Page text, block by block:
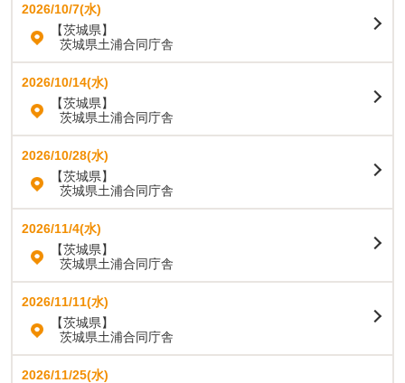
2026/10/7(水)
【茨城県】
茨城県土浦合同庁舎
2026/10/14(水)
【茨城県】
茨城県土浦合同庁舎
2026/10/28(水)
【茨城県】
茨城県土浦合同庁舎
2026/11/4(水)
【茨城県】
茨城県土浦合同庁舎
2026/11/11(水)
【茨城県】
茨城県土浦合同庁舎
2026/11/25(水)